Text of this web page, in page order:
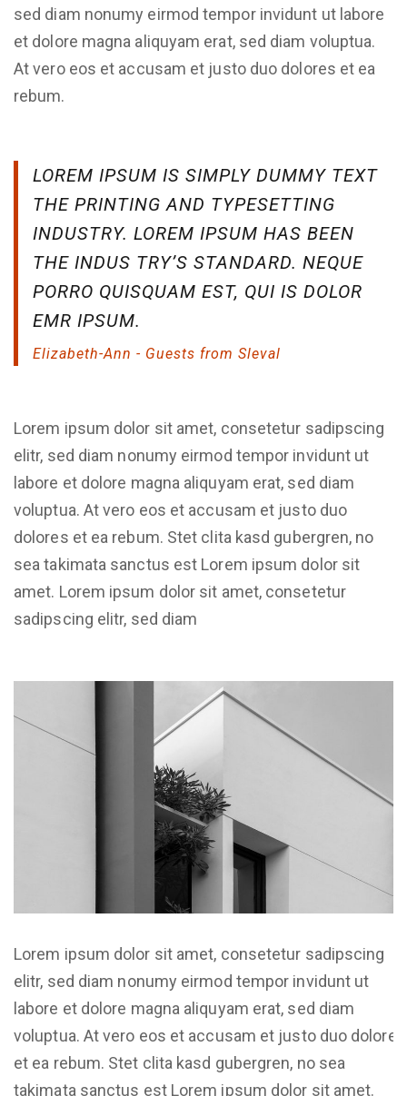
sed diam nonumy eirmod tempor invidunt ut labore
et dolore magna aliquyam erat, sed diam voluptua.
At vero eos et accusam et justo duo dolores et ea
rebum.
LOREM IPSUM IS SIMPLY DUMMY TEXT
THE PRINTING AND TYPESETTING
INDUSTRY. LOREM IPSUM HAS BEEN
THE INDUS TRY’S STANDARD. NEQUE
PORRO QUISQUAM EST, QUI IS DOLOR
EMR IPSUM.
Elizabeth-Ann - Guests from Sleval
Lorem ipsum dolor sit amet, consetetur sadipscing
elitr, sed diam nonumy eirmod tempor invidunt ut
labore et dolore magna aliquyam erat, sed diam
voluptua. At vero eos et accusam et justo duo
dolores et ea rebum. Stet clita kasd gubergren, no
sea takimata sanctus est Lorem ipsum dolor sit
amet. Lorem ipsum dolor sit amet, consetetur
sadipscing elitr, sed diam
Lorem ipsum dolor sit amet, consetetur sadipscing
elitr, sed diam nonumy eirmod tempor invidunt ut
labore et dolore magna aliquyam erat, sed diam
voluptua. At vero eos et accusam et justo duo dolores
et ea rebum. Stet clita kasd gubergren, no sea
takimata sanctus est Lorem ipsum dolor sit amet.